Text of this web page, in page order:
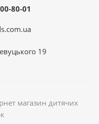
80-01
19
магазин дитячих